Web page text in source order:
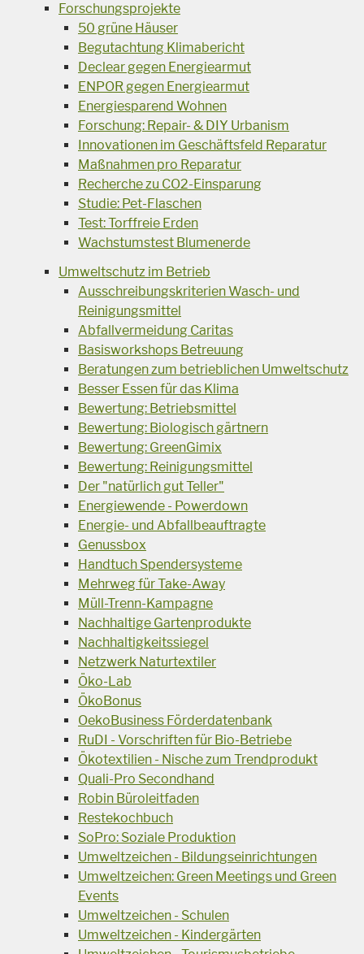
Forschungsprojekte
50 grüne Häuser
Begutachtung Klimabericht
Declear gegen Energiearmut
ENPOR gegen Energiearmut
Energiesparend Wohnen
Forschung: Repair- & DIY Urbanism
Innovationen im Geschäftsfeld Reparatur
Maßnahmen pro Reparatur
Recherche zu CO2-Einsparung
Studie: Pet-Flaschen
Test: Torffreie Erden
Wachstumstest Blumenerde
Umweltschutz im Betrieb
Ausschreibungskriterien Wasch- und
Reinigungsmittel
Abfallvermeidung Caritas
Basisworkshops Betreuung
Beratungen zum betrieblichen Umweltschutz
Besser Essen für das Klima
Bewertung: Betriebsmittel
Bewertung: Biologisch gärtnern
Bewertung: GreenGimix
Bewertung: Reinigungsmittel
Der "natürlich gut Teller"
Energiewende - Powerdown
Energie- und Abfallbeauftragte
Genussbox
Handtuch Spendersysteme
Mehrweg für Take-Away
Müll-Trenn-Kampagne
Nachhaltige Gartenprodukte
Nachhaltigkeitssiegel
Netzwerk Naturtextiler
Öko-Lab
ÖkoBonus
OekoBusiness Förderdatenbank
RuDI - Vorschriften für Bio-Betriebe
Ökotextilien - Nische zum Trendprodukt
Quali-Pro Secondhand
Robin Büroleitfaden
Restekochbuch
SoPro: Soziale Produktion
Umweltzeichen - Bildungseinrichtungen
Umweltzeichen: Green Meetings und Green
Events
Umweltzeichen - Schulen
Umweltzeichen - Kindergärten